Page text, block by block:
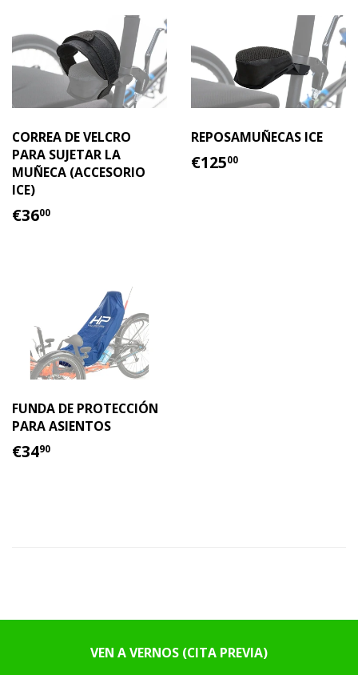
CORREA DE VELCRO
PARA SUJETAR LA
MUÑECA (ACCESORIO
ICE)
PRECIO
€3600
REPOSAMUÑECAS ICE
PRECIO
€12500
FUNDA DE PROTECCIÓN
PARA ASIENTOS
PRECIO
€3490
VEN A VERNOS (CITA PREVIA)